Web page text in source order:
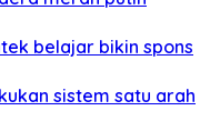
belajar bikin spons
sistem satu arah